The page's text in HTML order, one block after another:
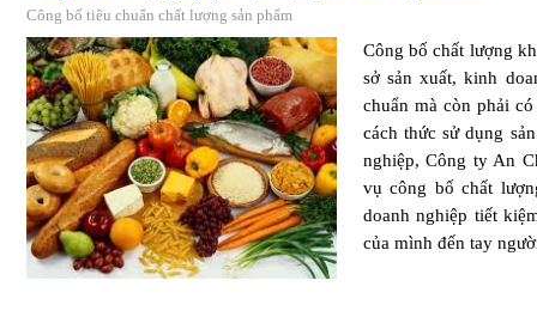
Công bố tiêu chuẩn chất lượng sản phẩm
Công bố chất lượng
sở sản xuất, kinh
chuẩn mà còn phải
cách thức sử dụng
nghiệp, Công ty An
vụ công bố chất
doanh nghiệp tiết
của mình đến tay